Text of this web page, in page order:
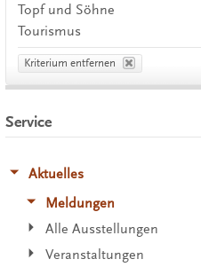
Topf und Söhne
Tourismus
Kriterium entfernen
Service
Aktuelles
Meldungen
Alle Ausstellungen
Veranstaltungen